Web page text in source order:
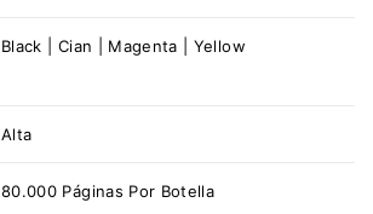
Black | Cian | Magenta | Yellow
Alta
80.000 Páginas Por Botella